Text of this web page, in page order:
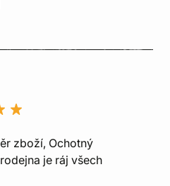
zboží, Ochotný
je ráj všech